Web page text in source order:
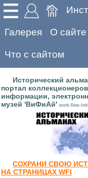
Галерея О сайте
Что с сайтом
Исторический
портал коллекционеров
информации,
музей 'ВиФиАй' work-flow-
СОХРАНИ СВОЮ
НА СТРАНИЦАХ WFI